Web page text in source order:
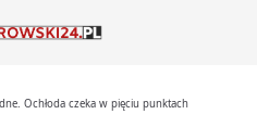
Ochłoda czeka w pięciu punktach